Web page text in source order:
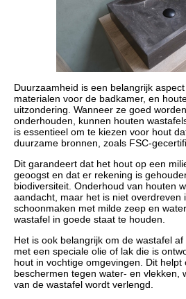
Duurzaamheid is een belangrijk
materialen voor de badkamer, en
uitzondering. Wanneer ze goed
onderhouden, kunnen houten
is essentieel om te kiezen voor hout
duurzame bronnen, zoals FSC-
Dit garandeert dat het hout op een
geoogst en dat er rekening is
biodiversiteit. Onderhoud van houten
aandacht, maar het is niet overdreven
schoonmaken met milde zeep en
wastafel in goede staat te houden.
Het is ook belangrijk om de wastafel
met een speciale olie of lak die is
hout in vochtige omgevingen. Dit helpt
beschermen tegen water- en vlekken,
van de wastafel wordt verlengd.